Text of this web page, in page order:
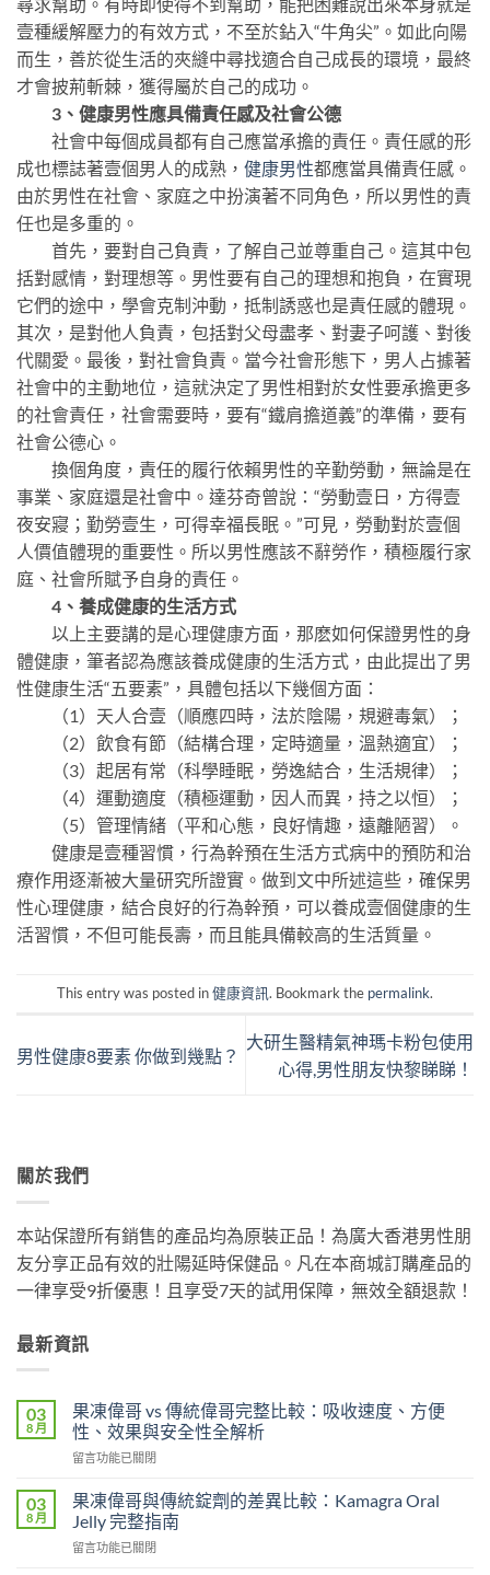
壹種緩解壓力的有效方式，不至於鉆入“牛角尖”。如此向陽
而生，善於從生活的夾縫中尋找適合自己成長的環境，最終
才會披荊斬棘，獲得屬於自己的成功。
3、健康男性應具備責任感及社會公德
社會中每個成員都有自己應當承擔的責任。責任感的形
成也標誌著壹個男人的成熟， 健康男性都應當具備責任感。
由於男性在社會、家庭之中扮演著不同角色，所以男性的責
任也是多重的。
首先，要對自己負責，了解自己並尊重自己。這其中包
括對感情，對理想等。男性要有自己的理想和抱負，在實現
它們的途中，學會克制沖動，抵制誘惑也是責任感的體現。
其次，是對他人負責，包括對父母盡孝、對妻子呵護、對後
代關愛。最後，對社會負責。當今社會形態下，男人占據著
社會中的主動地位，這就決定了男性相對於女性要承擔更多
的社會責任，社會需要時，要有“鐵肩擔道義”的準備，要有
社會公德心。
換個角度，責任的履行依賴男性的辛勤勞動，無論是在
事業、家庭還是社會中。達芬奇曾說：“勞動壹日，方得壹
夜安寢；勤勞壹生，可得幸福長眠。”可見，勞動對於壹個
人價值體現的重要性。所以男性應該不辭勞作，積極履行家
庭、社會所賦予自身的責任。
4、養成健康的生活方式
以上主要講的是心理健康方面，那麽如何保證男性的身
體健康，筆者認為應該養成健康的生活方式，由此提出了男
性健康生活“五要素”，具體包括以下幾個方面：
（1）天人合壹（順應四時，法於陰陽，規避毒氣）；
（2）飲食有節（結構合理，定時適量，溫熱適宜）；
（3）起居有常（科學睡眠，勞逸結合，生活規律）；
（4）運動適度（積極運動，因人而異，持之以恒）；
（5）管理情緒（平和心態，良好情趣，遠離陋習）。
健康是壹種習慣，行為幹預在生活方式病中的預防和治
療作用逐漸被大量研究所證實。做到文中所述這些，確保男
性心理健康，結合良好的行為幹預，可以養成壹個健康的生
活習慣，不但可能長壽，而且能具備較高的生活質量。
This entry was posted in健康資訊. Bookmark the permalink.
男性健康8要素 你做到幾點？
大研生醫精氣神瑪卡粉包使用
心得,男性朋友快黎睇睇！
關於我們
本站保證所有銷售的產品均為原裝正品！為廣大香港男性朋
友分享正品有效的壯陽延時保健品。凡在本商城訂購產品的
一律享受9折優惠！且享受7天的試用保障，無效全額退款！
最新資訊
03
8 月
果凍偉哥 vs 傳統偉哥完整比較：吸收速度、方便
性、效果與安全性全解析
在
凍
偉
哥
vs
留言功能已關閉
03
8 月
果凍偉哥與傳統錠劑的差異比較：Kamagra Oral
Jelly 完整指南
在
留言功能已關閉